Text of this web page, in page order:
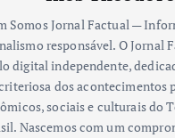
Somos Jornal Factual —
responsável. O Jornal
digital independente,
dos acontecimentos
sociais e culturais do
Nascemos com um